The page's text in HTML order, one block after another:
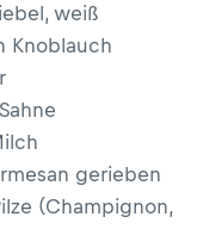
weiß
Knoblauch
gerieben
(Champignon,